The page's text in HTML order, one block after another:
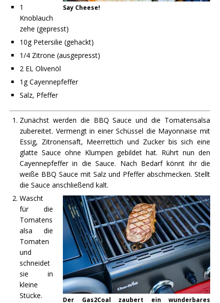
Say Cheese!
1
Knoblauch
zehe (gepresst)
10g Petersilie (gehackt)
1/4 Zitrone (ausgepresst)
2 EL Olivenöl
1g Cayennepfeffer
Salz, Pfeffer
Zunächst werden die BBQ Sauce und die Tomatensalsa
zubereitet. Vermengt in einer Schüssel die Mayonnaise mit
Essig, Zitronensaft, Meerrettich und Zucker bis sich eine
glatte Sauce ohne Klumpen gebildet hat. Rührt nun den
Cayennepfeffer in die Sauce. Nach Bedarf könnt ihr die
weiße BBQ Sauce mit Salz und Pfeffer abschmecken. Stellt
die Sauce anschließend kalt.
Der Gas2Coal zaubert ein wunderbares
Wascht
für die
Tomatens
alsa die
Tomaten
und
schneidet
sie in
kleine
Stücke.